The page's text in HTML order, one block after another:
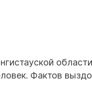
Фактов